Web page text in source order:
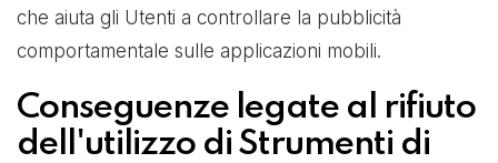
che aiuta gli Utenti a controllare la pubblicità
comportamentale sulle applicazioni mobili.
Conseguenze legate al rifiuto
dell'utilizzo di Strumenti di